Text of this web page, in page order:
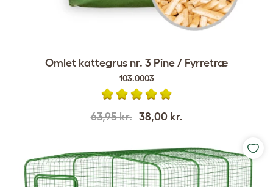
Omlet kattegrus nr. 3 Pine / Fyrretræ
103.0003
63,95 kr. 38,00 kr.